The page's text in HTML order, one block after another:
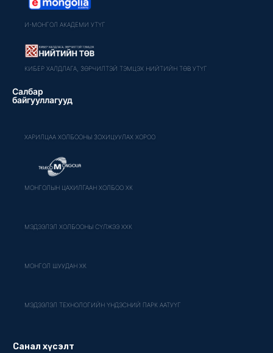
И-МОНГОЛ АКАДЕМИ УТҮГ
КИБЕР ХАЛДЛАГА, ЗӨРЧИЛТЭЙ ТЭМЦЭХ НИЙТИЙН ТӨВ УТҮГ
Салбар
байгууллагууд
ХАРИЛЦАА ХОЛБООНЫ ЗОХИЦУУЛАХ ХОРОО
МОНГОЛЫН ЦАХИЛГААН ХОЛБОО ХК
МЭДЭЭЛЭЛ ХОЛБООНЫ СҮЛЖЭЭ ХХК
МОНГОЛ ШУУДАН ХК
МЭДЭЭЛЭЛ ТЕХНОЛОГИЙН ҮНДЭСНИЙ ПАРК ААТУҮГ
Санал хүсэлт